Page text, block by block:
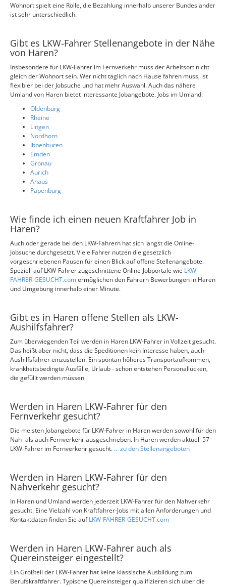
Wohnort spielt eine Rolle, die Bezahlung innerhalb unserer Bundesländer
ist sehr unterschiedlich.
Gibt es LKW-Fahrer Stellenangebote in der Nähe
von Haren?
Insbesondere für LKW-Fahrer im Fernverkehr muss der Arbeitsort nicht
gleich der Wohnort sein. Wer nicht täglich nach Hause fahren muss, ist
flexibler bei der Jobsuche und hat mehr Auswahl. Auch das nähere
Umland von Haren bietet interessante Jobangebote. Jobs im Umland:
Oldenburg
Rheine
Lingen
Nordhorn
Ibbenbüren
Emden
Gronau
Aurich
Ahaus
Papenburg
Wie finde ich einen neuen Kraftfahrer Job in
Haren?
Auch oder gerade bei den LKW-Fahrern hat sich längst die Online-
Jobsuche durchgesetzt. Viele Fahrer nutzen die gesetzlich
vorgeschriebenen Pausen für einen Blick auf offene Stellenangebote.
Speziell auf LKW-Fahrer zugeschnittene Online-Jobportale wie LKW-
FAHRER-GESUCHT.comermöglichen den Fahrern Bewerbungen in Haren
und Umgebung innerhalb einer Minute.
Gibt es in Haren offene Stellen als LKW-
Aushilfsfahrer?
Zum überwiegenden Teil werden in Haren LKW-Fahrer in Vollzeit gesucht.
Das heißt aber nicht, dass die Speditionen kein Interesse haben, auch
Aushilfsfahrer einzustellen. Ein spontan höheres Transportaufkommen,
krankheitsbedingte Ausfälle, Urlaub - schon entstehen Personallücken,
die gefüllt werden müssen.
Werden in Haren LKW-Fahrer für den
Fernverkehr gesucht?
Die meisten Jobangebote für LKW-Fahrer in Haren werden sowohl für den
Nah- als auch Fernverkehr ausgeschrieben. In Haren werden aktuell 57
LKW-Fahrer im Fernverkehr gesucht. ... zu den Stellenangeboten
Werden in Haren LKW-Fahrer für den
Nahverkehr gesucht?
In Haren und Umland werden jederzeit LKW-Fahrer für den Nahverkehr
gesucht. Eine Vielzahl von Kraftfahrer-Jobs mit allen Anforderungen und
Kontaktdaten finden Sie aufLKW-FAHRER-GESUCHT.com
Werden in Haren LKW-Fahrer auch als
Quereinsteiger eingestellt?
Ein Großteil der LKW-Fahrer hat keine klassische Ausbildung zum
Berufskraftfahrer. Typische Quereinsteiger qualifizieren sich über die